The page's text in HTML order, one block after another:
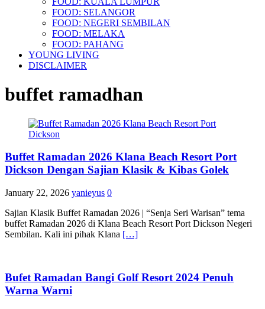
FOOD: SELANGOR
FOOD: NEGERI SEMBILAN
FOOD: MELAKA
FOOD: PAHANG
YOUNG LIVING
DISCLAIMER
buffet ramadhan
Buffet Ramadan 2026 Klana Beach Resort Port
Dickson Dengan Sajian Klasik & Kibas Golek
January 22, 2026 yanieyus 0
Sajian Klasik Buffet Ramadan 2026 | “Senja Seri Warisan” tema
buffet Ramadan 2026 di Klana Beach Resort Port Dickson Negeri
Sembilan. Kali ini pihak Klana […]
Bufet Ramadan Bangi Golf Resort 2024 Penuh
Warna Warni